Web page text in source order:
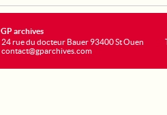
GP archives
24 rue du docteur Bauer 93400 St Ouen
contact@gparchives.com